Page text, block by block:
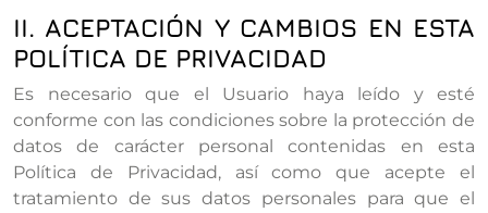
II. ACEPTACIÓN Y CAMBIOS EN ESTA
POLÍTICA DE PRIVACIDAD
Es necesario que el Usuario haya leído y esté
conforme con las condiciones sobre la protección de
datos de carácter personal contenidas en esta
Política de Privacidad, así como que acepte el
tratamiento de sus datos personales para que el